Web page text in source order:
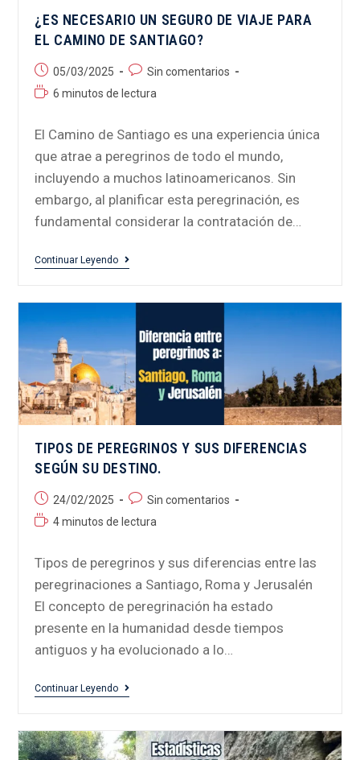
¿ES NECESARIO UN SEGURO DE VIAJE PARA
EL CAMINO DE SANTIAGO?
05/03/2025
Sin comentarios
6 minutos de lectura
El Camino de Santiago es una experiencia única
que atrae a peregrinos de todo el mundo,
incluyendo a muchos latinoamericanos. Sin
embargo, al planificar esta peregrinación, es
fundamental considerar la contratación de…
Continuar Leyendo
TIPOS DE PEREGRINOS Y SUS DIFERENCIAS
SEGÚN SU DESTINO.
24/02/2025
Sin comentarios
4 minutos de lectura
Tipos de peregrinos y sus diferencias entre las
peregrinaciones a Santiago, Roma y Jerusalén
El concepto de peregrinación ha estado
presente en la humanidad desde tiempos
antiguos y ha evolucionado a lo…
Continuar Leyendo